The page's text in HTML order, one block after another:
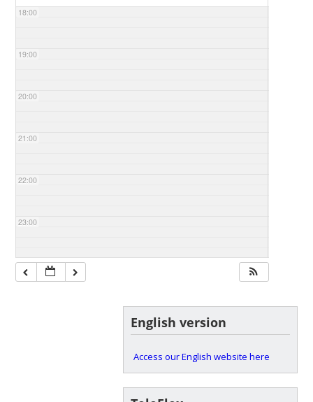
18:00
19:00
20:00
21:00
22:00
23:00
English version
Access our English website here